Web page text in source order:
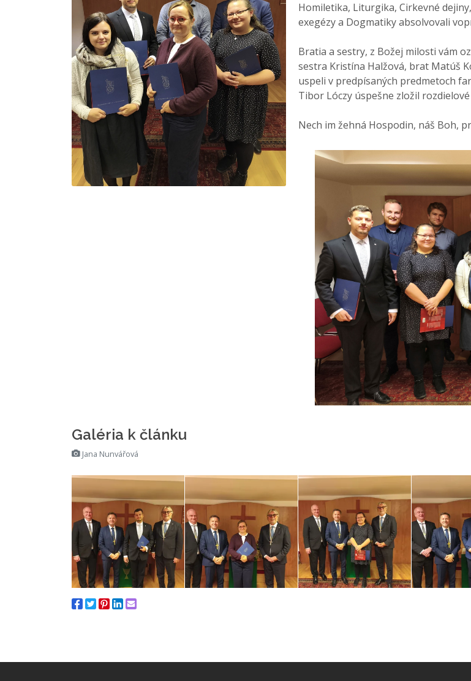
Homiletika, Liturgika, Cirkevné
exegézy a Dogmatiky absolvovali
Bratia a sestry, z Božej milosti vám
sestra Kristína Halžová, brat Matúš
uspeli v predpísaných predmetoch
Tibor Lóczy úspešne zložil
Nech im žehná Hospodin, náš Boh,
Galéria k článku
Jana Nunvářová